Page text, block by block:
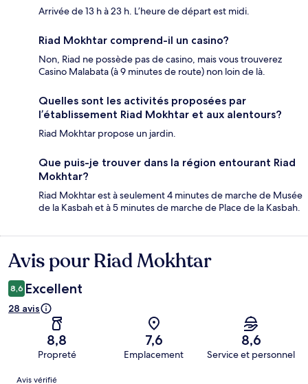
Arrivée de 13 h à 23 h. L’heure de départ est midi.
Riad Mokhtar comprend-il un casino?
Non, Riad ne possède pas de casino, mais vous trouverez
Casino Malabata (à 9 minutes de route) non loin de là.
Quelles sont les activités proposées par
l’établissement Riad Mokhtar et aux alentours?
Riad Mokhtar propose un jardin.
Que puis-je trouver dans la région entourant Riad
Mokhtar?
Riad Mokhtar est à seulement 4 minutes de marche de Musée
de la Kasbah et à 5 minutes de marche de Place de la Kasbah.
Avis
Avis pour Riad Mokhtar
8,6 Excellent
28 avis
8,8
Propreté
7,6
Emplacement
8,6
Service et personnel
Avis
Avis vérifié